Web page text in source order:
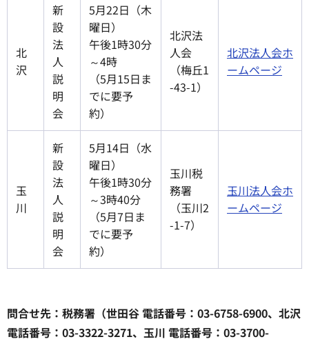
北
沢
新
設
法
人
説
明
会
5月22日（木
曜日）
午後1時30分
～4時
（5月15日ま
でに要予
約）
北沢法
人会
（梅丘1
-43-1）
北沢法人会ホ
ームページ
玉
川
新
設
法
人
説
明
会
5月14日（水
曜日）
午後1時30分
～3時40分
（5月7日ま
でに要予
約）
玉川税
務署
（玉川2
-1-7）
玉川法人会ホ
ームページ
問合せ先：税務署（世田谷 電話番号：03-6758-6900、北沢
電話番号：03-3322-3271、玉川 電話番号：03-3700-